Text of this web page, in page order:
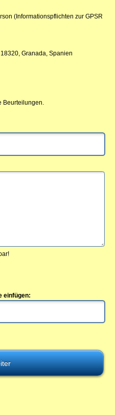
(Informationspflichten zur GPSR
Granada, Spanien
Beurteilungen.
einfügen: